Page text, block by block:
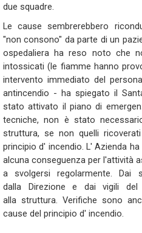
due squadre.
Le cause sembrerebbero
"non consono" da parte di un
ospedaliera ha reso noto che
intossicati (le fiamme hanno
intervento immediato del
antincendio - ha spiegato il
stato attivato il piano di
tecniche, non è stato
struttura, se non quelli ricoverati
principio d' incendio. L' Azienda ha
alcuna conseguenza per l'attività
a
svolgersi regolarmente. Dai
dalla Direzione e dai vigili del
alla struttura. Verifiche sono
cause del principio d' incendio.